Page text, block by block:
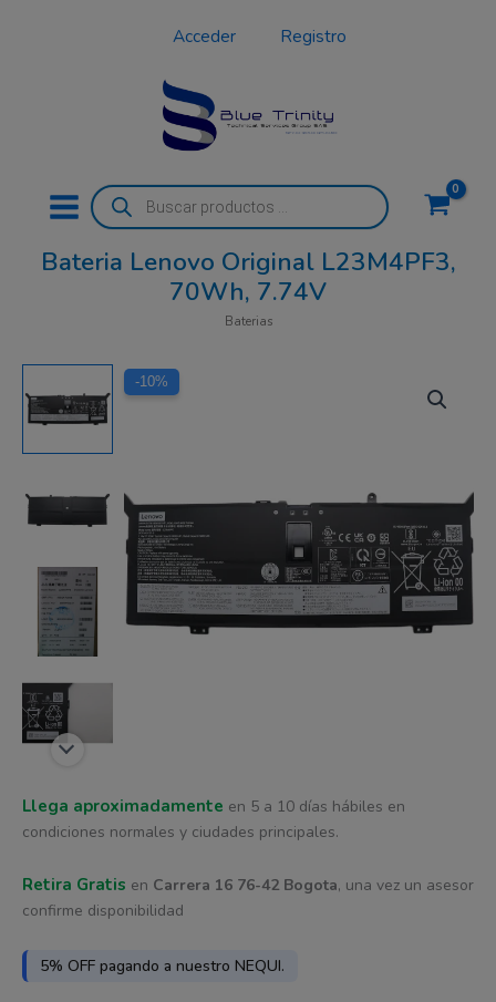
Acceder Registro
Búsqueda
de
productos
Bateria Lenovo Original L23M4PF3,
70Wh, 7.74V
Baterias
-10%
Llega aproximadamente en 5 a 10 días hábiles en
condiciones normales y ciudades principales.
Retira Gratis en Carrera 16 76-42 Bogota, una vez un asesor
confirme disponibilidad
5% OFF pagando a nuestro NEQUI.
El
original
era:
$ 3.129.
es:
$ 2.816.